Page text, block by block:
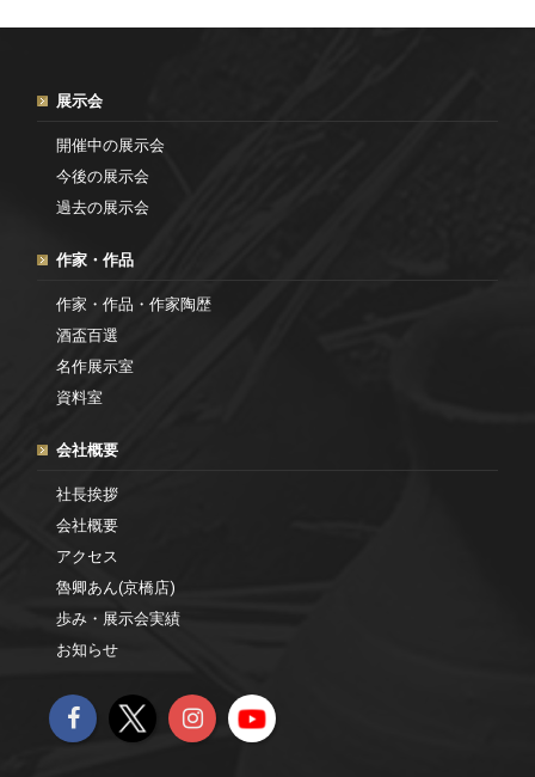
展示会
開催中の展示会
今後の展示会
過去の展示会
作家・作品
作家・作品・作家陶歴
酒盃百選
名作展示室
資料室
会社概要
社長挨拶
会社概要
アクセス
魯卿あん(京橋店)
歩み・展示会実績
お知らせ